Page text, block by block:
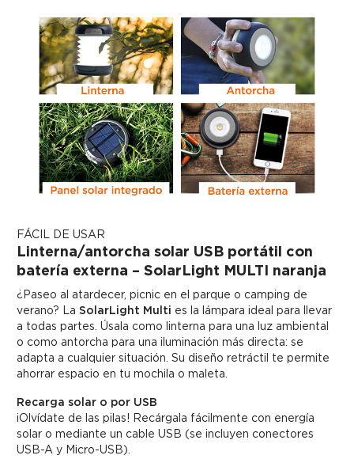
FÁCIL DE USAR
Linterna/antorcha solar USB portátil con
batería externa – SolarLight MULTI naranja
¿Paseo al atardecer, picnic en el parque o camping de
verano? La SolarLight Multi es la lámpara ideal para llevar
a todas partes. Úsala como linterna para una luz ambiental
o como antorcha para una iluminación más directa: se
adapta a cualquier situación. Su diseño retráctil te permite
ahorrar espacio en tu mochila o maleta.
Recarga solar o por USB
¡Olvídate de las pilas! Recárgala fácilmente con energía
solar o mediante un cable USB (se incluyen conectores
USB-A y Micro-USB).